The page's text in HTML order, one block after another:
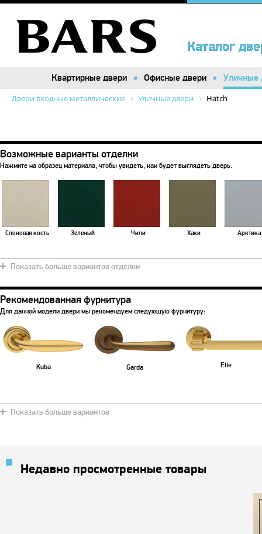
Каталог
Каталог
Квартирные двери Офисные двери Уличные
Квартирные двери Офисные двери Уличные
Двери входные металлические Уличные двери Hatch
Возможные варианты отделки
Нажмите на образец материала, чтобы увидеть, как будет выглядеть дверь.
Слоновая кость Зеленый Чили Хаки Арктика
Синяя ночь Золотой металлик Кричневый
Показать больше вариантов отделки
Рекомендованная фурнитура
Для данной модели двери мы рекомендуем следующую фурнитуру:
Kuba Garda Elle
Показать больше вариантов
Недавно просмотренные товары